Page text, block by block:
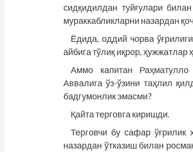
сидқидилдан туйғулари
мураккабликларни назардан
Ёдида, оддий чорва
айбига тўлиқ иқрор, ҳужжатлар
Аммо капитан Раҳматулло
Аввалига ўз-ўзини таҳлил
бадгумонлик эмасми?
Қайта терговга киришди.
Терговчи бу сафар ўғрилик
назардан ўтказиш билан